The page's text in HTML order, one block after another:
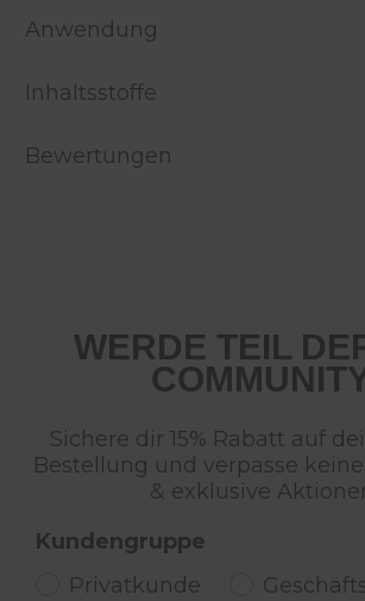
Anwendung
Inhaltsstoffe
Bewertungen
WERDE TEIL
Sichere dir 15% Rabatt auf
Bestellung und verpasse
& exklusive
Kundengruppe
Privatkunde